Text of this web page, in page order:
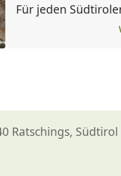
Ratschings,
Für jeden